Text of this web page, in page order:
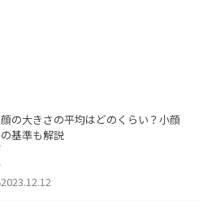
顔の大きさの平均はどのくらい？小顔
の基準も解説
2023.12.12